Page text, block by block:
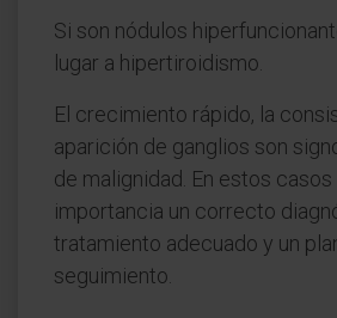
Si son nódulos
lugar a hipertiroidismo.
El crecimiento rápido, la
aparición de ganglios son
de malignidad. En estos casos
importancia un correcto
tratamiento adecuado y un
seguimiento.